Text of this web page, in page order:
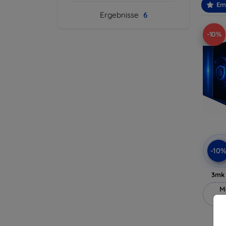
Ergebnisse 6
-10%
-10%